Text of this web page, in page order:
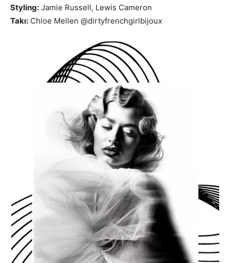
Styling: Jamie Russell, Lewis Cameron
Takı: Chloe Mellen @dirtyfrenchgirlbijoux